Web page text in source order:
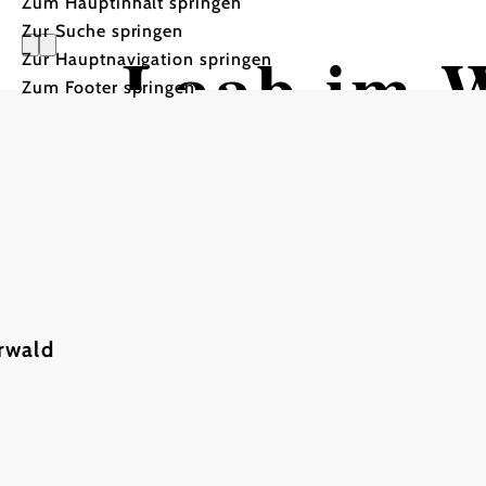
Zur Suche springen
Zur Hauptnavigation springen
Zum Footer springenLaab im